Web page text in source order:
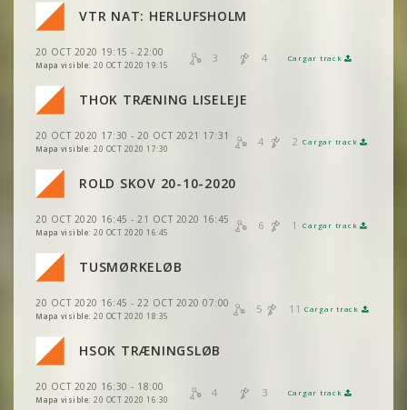
VTR NAT: HERLUFSHOLM
20 OCT 2020 19:15 - 22:00
Mapa visible: 20 OCT 2020 19:15
3 4 Cargar track
VER 2DRERUN
VER 2DRERUN
THOK TRÆNING LISELEJE
20 OCT 2020 17:30 - 20 OCT 2021 17:31
Mapa visible: 20 OCT 2020 17:30
4 2 Cargar track
VER
VER 2DRERUN
VER 2DRERUN
VER 2DRERUN
ROLD SKOV 20-10-2020
20 OCT 2020 16:45 - 21 OCT 2020 16:45
Mapa visible: 20 OCT 2020 16:45
6 1 Cargar track
VER
VER 2DRERUN
VER 2DRERUN
VER 2DRERUN
TUSMØRKELØB
20 OCT 2020 16:45 - 22 OCT 2020 07:00
Mapa visible: 20 OCT 2020 18:35
5 11 Cargar track
VER
VER 2DRERUN
VER 2DRERUN
VER 2DRERUN
HSOK TRÆNINGSLØB
20 OCT 2020 16:30 - 18:00
Mapa visible: 20 OCT 2020 16:30
4 3 Cargar track
VER 2DRERUN
VER 2DRERUN
VER 2DRERUN
VER 2DRERUN
VER
VER 2DRERUN